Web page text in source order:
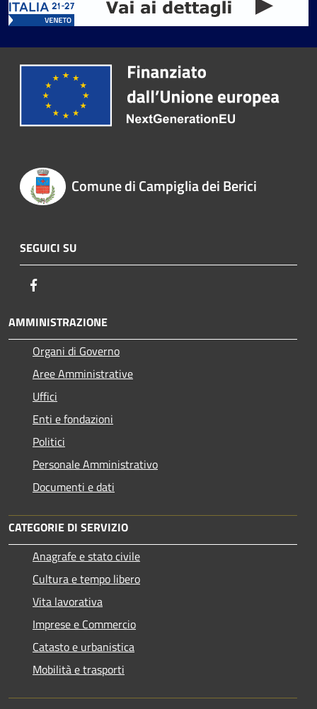
Comune di Campiglia dei Berici
SEGUICI SU
AMMINISTRAZIONE
Organi di Governo
Aree Amministrative
Uffici
Enti e fondazioni
Politici
Personale Amministrativo
Documenti e dati
CATEGORIE DI SERVIZIO
Anagrafe e stato civile
Cultura e tempo libero
Vita lavorativa
Imprese e Commercio
Catasto e urbanistica
Mobilità e trasporti